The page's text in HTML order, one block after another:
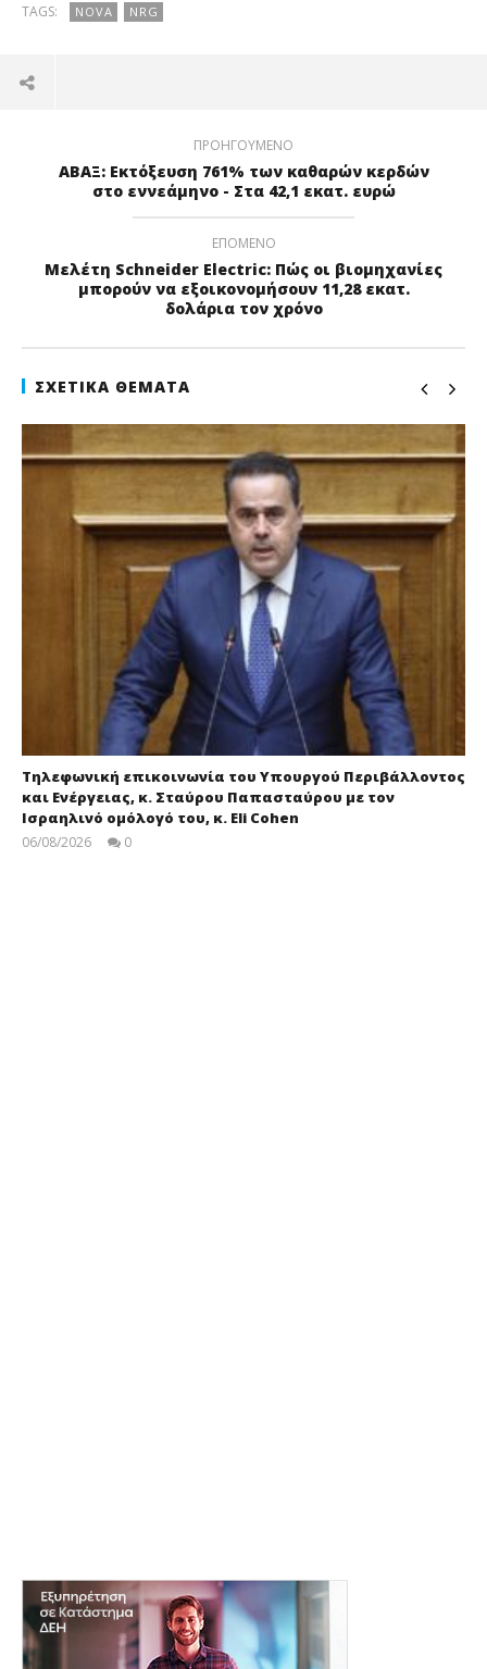
TAGS: NOVA NRG
ΠΡΟΗΓΟΎΜΕΝΟ
ΑΒΑΞ: Εκτόξευση 761% των καθαρών κερδών
στο εννεάμηνο - Στα 42,1 εκατ. ευρώ
ΕΠΌΜΕΝΟ
Μελέτη Schneider Electric: Πώς οι βιομηχανίες
μπορούν να εξοικονομήσουν 11,28 εκατ.
δολάρια τον χρόνο
ΣΧΕΤΙΚΆ ΘΈΜΑΤΑ
Τηλεφωνική επικοινωνία του Υπουργού Περιβάλλοντος
και Ενέργειας, κ. Σταύρου Παπασταύρου με τον
Ισραηλινό ομόλογό του, κ. Eli Cohen
06/08/2026 0